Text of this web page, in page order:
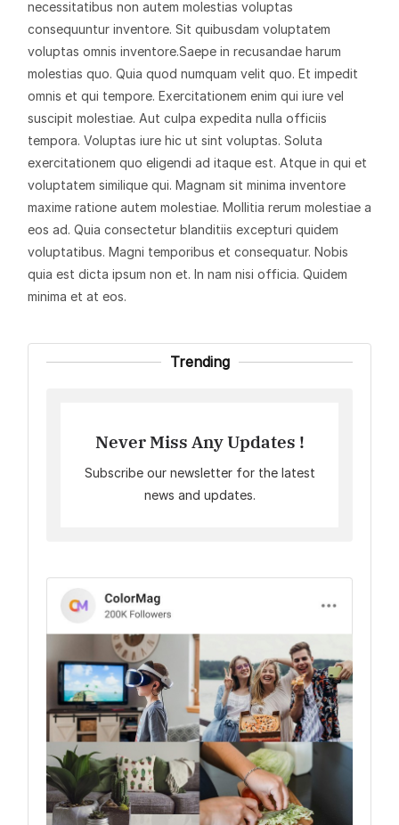
necessitatibus non autem molestias voluptas
consequuntur inventore. Sit quibusdam voluptatem
voluptas omnis inventore.Saepe in recusandae harum
molestias quo. Quia quod numquam velit quo. Et impedit
omnis et qui tempore. Exercitationem enim qui iure vel
suscipit molestiae. Aut culpa expedita nulla officiis
tempora. Voluptas iure hic ut sint voluptas. Soluta
exercitationem quo eligendi ad itaque est. Atque in qui et
voluptatem similique qui. Magnam sit minima inventore
maxime ratione autem molestiae. Mollitia rerum molestiae a
eos ad. Quia consectetur blanditiis excepturi quidem
voluptatibus. Magni temporibus et consequatur. Nobis
quia est dicta ipsum non et. In nam nisi officia. Quidem
minima et at eos.
Trending
Never Miss Any Updates !
Subscribe our newsletter for the latest
news and updates.